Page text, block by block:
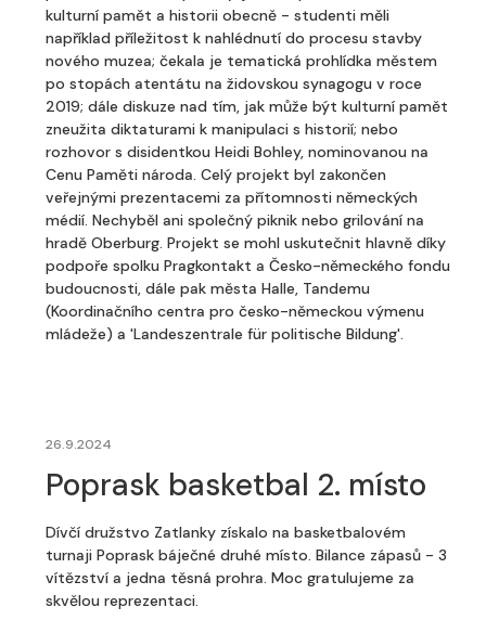
kulturní pamět a historii obecně - studenti měli
například příležitost k nahlédnutí do procesu stavby
nového muzea; čekala je tematická prohlídka městem
po stopách atentátu na židovskou synagogu v roce
2019; dále diskuze nad tím, jak může být kulturní pamět
zneužita diktaturami k manipulaci s historií; nebo
rozhovor s disidentkou Heidi Bohley, nominovanou na
Cenu Paměti národa. Celý projekt byl zakončen
veřejnými prezentacemi za přítomnosti německých
médií. Nechyběl ani společný piknik nebo grilování na
hradě Oberburg. Projekt se mohl uskutečnit hlavně díky
podpoře spolku Pragkontakt a Česko-německého fondu
budoucnosti, dále pak města Halle, Tandemu
(Koordinačního centra pro česko-německou výmenu
mládeže) a 'Landeszentrale für politische Bildung'.
26.9.2024
Poprask basketbal 2. místo
Dívčí družstvo Zatlanky získalo na basketbalovém
turnaji Poprask báječné druhé místo. Bilance zápasů - 3
vítězství a jedna těsná prohra. Moc gratulujeme za
skvělou reprezentaci.